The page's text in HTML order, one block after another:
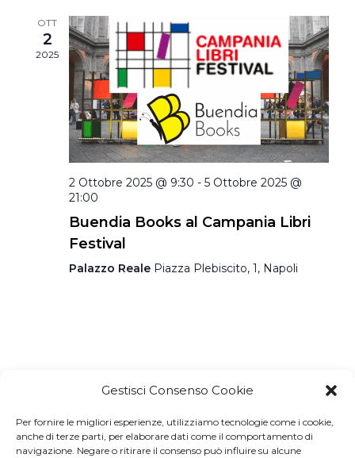
Gestisci Consenso Cookie
Per fornire le migliori esperienze, utilizziamo tecnologie come i cookie,
anche di terze parti, per elaborare dati come il comportamento di
navigazione. Negare o ritirare il consenso può influire su alcune
OTT
2
2025
2 Ottobre 2025 @ 9:30 - 5 Ottobre 2025 @
21:00
Buendia Books al Campania Libri
Festival
Palazzo Reale Piazza Plebiscito, 1, Napoli
Iscriviti aMacondo Post, la